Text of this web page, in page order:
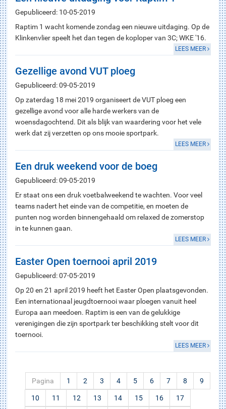
Gepubliceerd: 10-05-2019
Raptim 1 wacht komende zondag een nieuwe uitdaging. Op de
Klinkenvlier speelt het dan tegen de koploper van 3C; WKE '16.
LEES MEER
Gezellige avond VUT ploeg
Gepubliceerd: 09-05-2019
Op zaterdag 18 mei 2019 organiseert de VUT ploeg een
gezellige avond voor alle harde werkers van de
woensdagochtend. Dit als blijk van waardering voor het vele
werk dat zij verzetten op ons mooie sportpark.
LEES MEER
Een druk weekend voor de boeg
Gepubliceerd: 09-05-2019
Er staat ons een druk voetbalweekend te wachten. Voor veel
teams nadert het einde van de competitie, en moeten de
punten nog worden binnengehaald om relaxed de zomerstop
in te kunnen gaan.
LEES MEER
Easter Open toernooi april 2019
Gepubliceerd: 07-05-2019
Op 20 en 21 april 2019 heeft het Easter Open plaatsgevonden.
Een internationaal jeugdtoernooi waar ploegen vanuit heel
Europa aan meedoen. Raptim is een van de gelukkige
verenigingen die zijn sportpark ter beschikking stelt voor dit
toernooi.
LEES MEER
Pagina 1 2 3 4 5 6 7 8 9
10 11 12 13 14 15 16 17